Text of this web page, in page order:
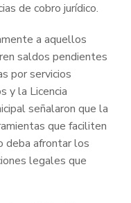
de cobro jurídico.
a aquellos
saldos pendientes
por servicios
y la Licencia
señalaron que la
que faciliten
deba afrontar los
legales que